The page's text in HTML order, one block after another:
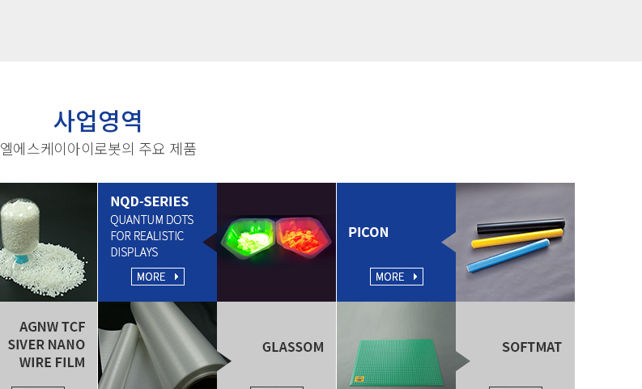
사업영역
엘에스케이아이로봇의 주요 제품